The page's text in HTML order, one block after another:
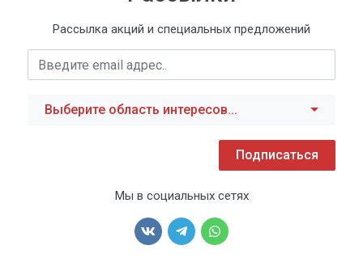
Рассылка акций и специальных предложений
Выберите область интересов...
Подписаться
Мы в социальных сетях